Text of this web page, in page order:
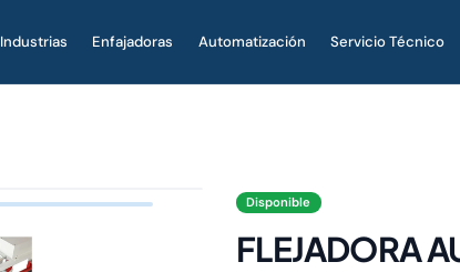
Industrias Enfajadoras Automatización Servicio Técnico
Disponible
FLEJADORA